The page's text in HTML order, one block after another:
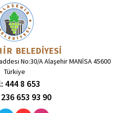
No:30/A Alaşehir MANİSA 45600
Türkiye
444 8 653
653 93 90